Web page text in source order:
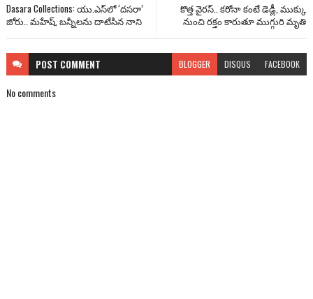
కొత్త వైరస్.. కరోనా కంటే డెడ్లీ, ముక్కు
నుంచి రక్తం కారుతూ ముగ్గురి మృతి
Dasara Collections: యు.ఎస్‌లో ‘దసరా’
జోరు.. మహేష్, బ‌న్నీలను దాటేసిన నాని
POST COMMENT BLOGGER DISQUS FACEBOOK
No comments